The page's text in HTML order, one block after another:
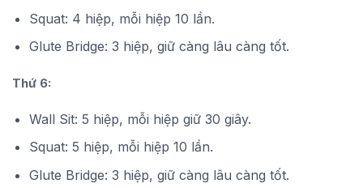
Squat: 4 hiệp, mỗi hiệp 10 lần.
Glute Bridge: 3 hiệp, giữ càng lâu càng tốt.
Thứ 6:
Wall Sit: 5 hiệp, mỗi hiệp giữ 30 giây.
Squat: 5 hiệp, mỗi hiệp 10 lần.
Glute Bridge: 3 hiệp, giữ càng lâu càng tốt.